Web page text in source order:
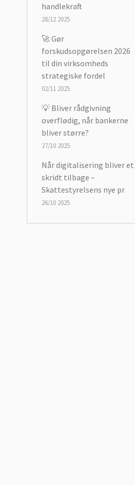
handlekraft
28/12 2025
🚀 Gør
forskudsopgørelsen 2026
til din virksomheds
strategiske fordel
02/11 2025
💡 Bliver rådgivning
overflødig, når bankerne
bliver større?
27/10 2025
Når digitalisering bliver et
skridt tilbage –
Skattestyrelsens nye pr
26/10 2025